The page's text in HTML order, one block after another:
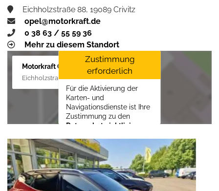
Eichholzstraße 88, 19089 Crivitz
opel@motorkraft.de
0 38 63 / 55 59 36
Mehr zu diesem Standort
Motorkraft GmbH
Eichholzstraße 88, 19089 Crivitz
Zustimmung
erforderlich
Für die Aktivierung der
Karten- und
Navigationsdienste ist Ihre
Zustimmung zu den
Datenschutzrichtlinien
LLCerforderlich.
Zustimmen und
aktivieren